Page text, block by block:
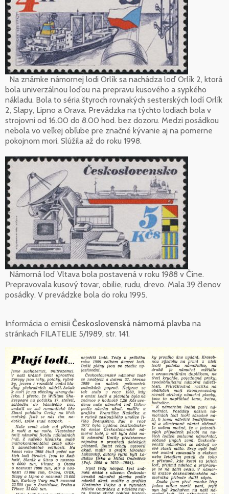
Na známke námornej lodi Orlík sa nachádza loď Orlík 2, ktorá
bola univerzálnou loďou na prepravu kusového a sypkého
nákladu. Bola to séria štyroch rovnakých sesterských lodí Orlík
2, Slapy, Lipno a Orava. Prevádzka na týchto lodiach bola v
strojovni od 16.00 do 8.00 hod. bez dozoru. Medzi posádkou
nebola vo veľkej obľube pre značné kývanie aj na pomerne
pokojnom mori. Slúžila až do roku 1998.
Námorná loď Vltava bola postavená v roku 1988 v Číne.
Prepravovala kusový tovar, obilie, rudu, drevo. Mala 39 členov
posádky. V prevádzke bola do roku 1995.
Informácia o emisii Československá námorná plavba na
stránkach FILATELIE 5/1989, str. 141.